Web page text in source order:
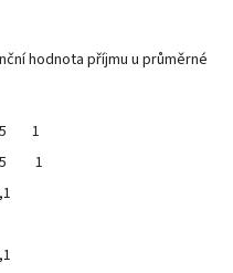
hodnota příjmu u průměrné
1
1